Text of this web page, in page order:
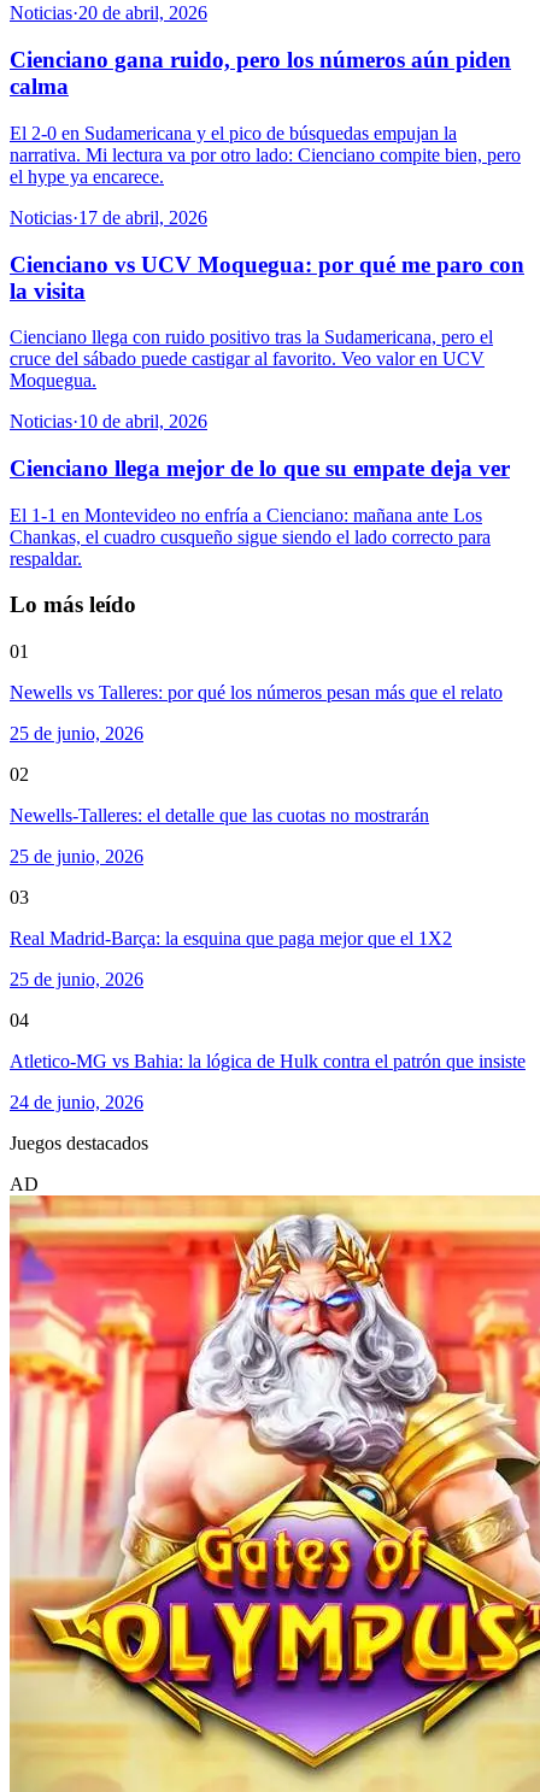
Noticias·20 de abril, 2026
Cienciano gana ruido, pero los números aún piden
calma
El 2-0 en Sudamericana y el pico de búsquedas empujan la
narrativa. Mi lectura va por otro lado: Cienciano compite bien, pero
el hype ya encarece.
Noticias·17 de abril, 2026
Cienciano vs UCV Moquegua: por qué me paro con
la visita
Cienciano llega con ruido positivo tras la Sudamericana, pero el
cruce del sábado puede castigar al favorito. Veo valor en UCV
Moquegua.
Noticias·10 de abril, 2026
Cienciano llega mejor de lo que su empate deja ver
El 1-1 en Montevideo no enfría a Cienciano: mañana ante Los
Chankas, el cuadro cusqueño sigue siendo el lado correcto para
respaldar.
Lo más leído
01
Newells vs Talleres: por qué los números pesan más que el relato
25 de junio, 2026
02
Newells-Talleres: el detalle que las cuotas no mostrarán
25 de junio, 2026
03
Real Madrid-Barça: la esquina que paga mejor que el 1X2
25 de junio, 2026
04
Atletico-MG vs Bahia: la lógica de Hulk contra el patrón que insiste
24 de junio, 2026
Juegos destacados
AD